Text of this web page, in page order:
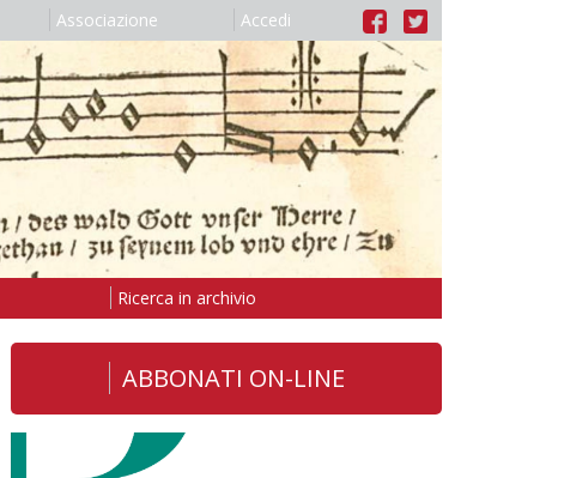
Associazione Accedi
Ricerca in archivio
ABBONATI ON-LINE